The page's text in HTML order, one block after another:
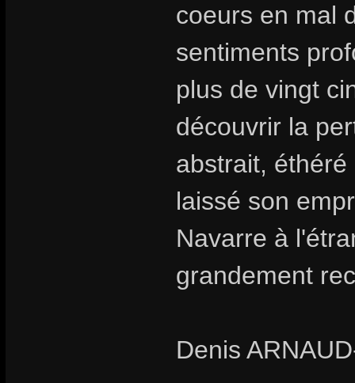
coeurs en mal
sentiments
plus de vingt
découvrir la
abstrait,
laissé son
Navarre à
grandement
Denis